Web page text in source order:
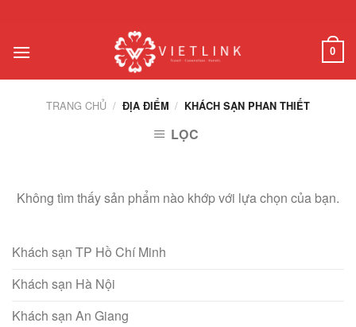
nội
0
TRANG CHỦ / ĐỊA ĐIỂM / KHÁCH SẠN PHAN THIẾT
LỌC
Không tìm thấy sản phẩm nào khớp với lựa chọn của bạn.
Khách sạn TP Hồ Chí Minh
Khách sạn Hà Nội
Khách sạn An Giang